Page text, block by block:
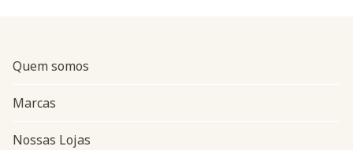
Quem somos
Marcas
Nossas Lojas